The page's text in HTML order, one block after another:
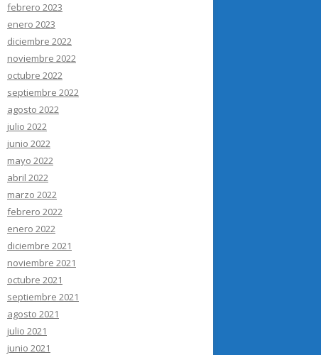
febrero 2023
enero 2023
diciembre 2022
noviembre 2022
octubre 2022
septiembre 2022
agosto 2022
julio 2022
junio 2022
mayo 2022
abril 2022
marzo 2022
febrero 2022
enero 2022
diciembre 2021
noviembre 2021
octubre 2021
septiembre 2021
agosto 2021
julio 2021
junio 2021